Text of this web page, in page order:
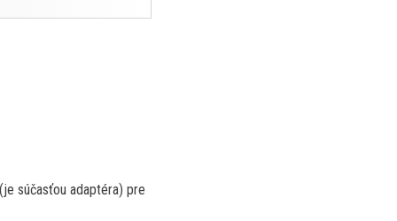
súčasťou adaptéra) pre